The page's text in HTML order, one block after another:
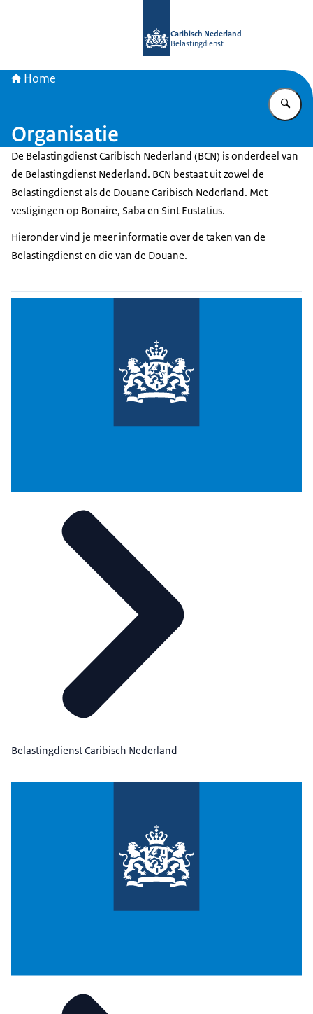
Caribisch Nederland
Belastingdienst
Home
Organisatie
De Belastingdienst Caribisch Nederland (BCN) is onderdeel van
de Belastingdienst Nederland. BCN bestaat uit zowel de
Belastingdienst als de Douane Caribisch Nederland. Met
vestigingen op Bonaire, Saba en Sint Eustatius.
Hieronder vind je meer informatie over de taken van de
Belastingdienst en die van de Douane.
Belastingdienst Caribisch Nederland